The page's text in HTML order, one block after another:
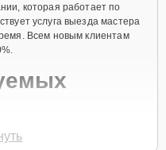
которая работает по
услуга выезда мастера
Всем новым клиентам
HUNTER V3 18AH